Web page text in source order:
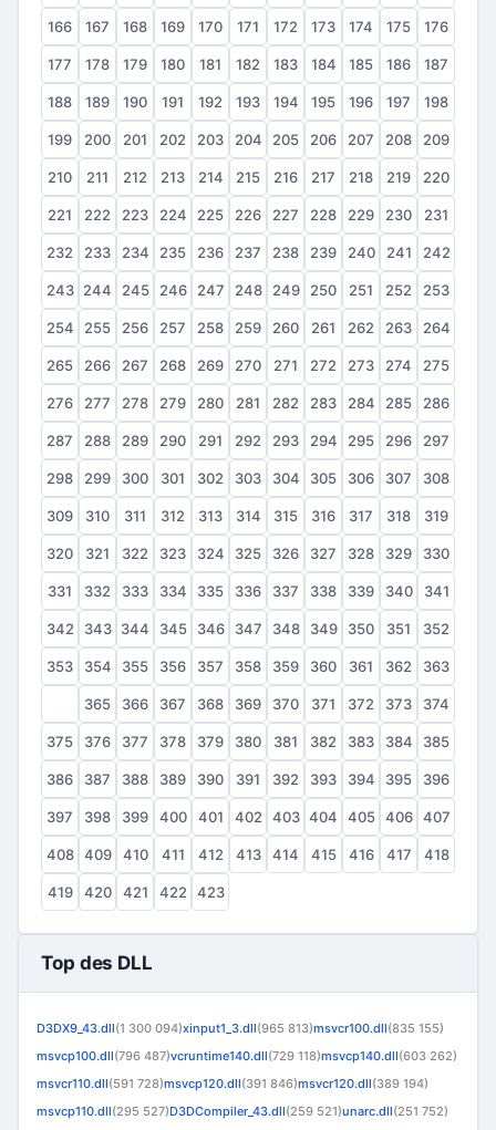
166 167 168 169 170 171 172 173 174 175 176
177 178 179 180 181 182 183 184 185 186 187
188 189 190 191 192 193 194 195 196 197 198
199 200 201 202 203 204 205 206 207 208 209
210 211 212 213 214 215 216 217 218 219 220
221 222 223 224 225 226 227 228 229 230 231
232 233 234 235 236 237 238 239 240 241 242
243 244 245 246 247 248 249 250 251 252 253
254 255 256 257 258 259 260 261 262 263 264
265 266 267 268 269 270 271 272 273 274 275
276 277 278 279 280 281 282 283 284 285 286
287 288 289 290 291 292 293 294 295 296 297
298 299 300 301 302 303 304 305 306 307 308
309 310 311 312 313 314 315 316 317 318 319
320 321 322 323 324 325 326 327 328 329 330
331 332 333 334 335 336 337 338 339 340 341
342 343 344 345 346 347 348 349 350 351 352
353 354 355 356 357 358 359 360 361 362 363
365 366 367 368 369 370 371 372 373 374
375 376 377 378 379 380 381 382 383 384 385
386 387 388 389 390 391 392 393 394 395 396
397 398 399 400 401 402 403 404 405 406 407
408 409 410 411 412 413 414 415 416 417 418
419 420 421 422 423
Top des DLL
D3DX9_43.dll(1 300 094)xinput1_3.dll(965 813)msvcr100.dll(835 155)
msvcp100.dll(796 487)vcruntime140.dll(729 118)msvcp140.dll(603 262)
msvcr110.dll(591 728)msvcp120.dll(391 846)msvcr120.dll(389 194)
msvcp110.dll(295 527)D3DCompiler_43.dll(259 521)unarc.dll(251 752)